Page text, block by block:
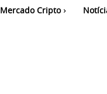
Mercado Cripto